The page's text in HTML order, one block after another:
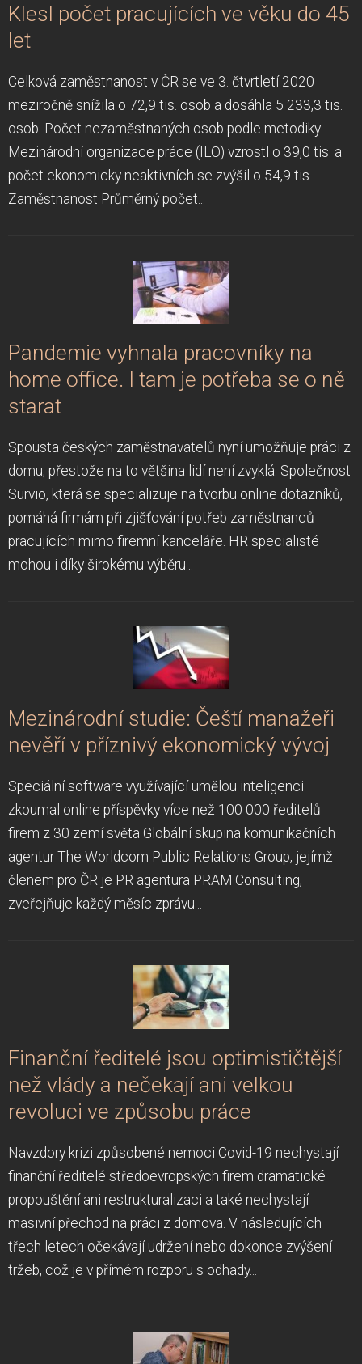
Klesl počet pracujících ve věku do 45
let
Celková zaměstnanost v ČR se ve 3. čtvrtletí 2020
meziročně snížila o 72,9 tis. osob a dosáhla 5 233,3 tis.
osob. Počet nezaměstnaných osob podle metodiky
Mezinárodní organizace práce (ILO) vzrostl o 39,0 tis. a
počet ekonomicky neaktivních se zvýšil o 54,9 tis.
Zaměstnanost Průměrný počet...
Pandemie vyhnala pracovníky na
home office. I tam je potřeba se o ně
starat
Spousta českých zaměstnavatelů nyní umožňuje práci z
domu, přestože na to většina lidí není zvyklá. Společnost
Survio, která se specializuje na tvorbu online dotazníků,
pomáhá firmám při zjišťování potřeb zaměstnanců
pracujících mimo firemní kanceláře. HR specialisté
mohou i díky širokému výběru...
Mezinárodní studie: Čeští manažeři
nevěří v příznivý ekonomický vývoj
Speciální software využívající umělou inteligenci
zkoumal online příspěvky více než 100 000 ředitelů
firem z 30 zemí světa Globální skupina komunikačních
agentur The Worldcom Public Relations Group, jejímž
členem pro ČR je PR agentura PRAM Consulting,
zveřejňuje každý měsíc zprávu...
Finanční ředitelé jsou optimističtější
než vlády a nečekají ani velkou
revoluci ve způsobu práce
Navzdory krizi způsobené nemoci Covid-19 nechystají
finanční ředitelé středoevropských firem dramatické
propouštění ani restrukturalizaci a také nechystají
masivní přechod na práci z domova. V následujících
třech letech očekávají udržení nebo dokonce zvýšení
tržeb, což je v přímém rozporu s odhady...